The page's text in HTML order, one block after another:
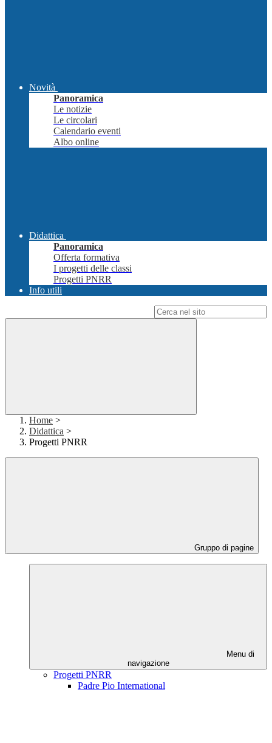
Novità
Panoramica
Le notizie
Le circolari
Calendario eventi
Albo online
Didattica
Panoramica
Offerta formativa
I progetti delle classi
Progetti PNRR
Info utili
Home >
Didattica >
Progetti PNRR
Gruppo di pagine
Menu di
navigazione
Progetti PNRR
Padre Pio International